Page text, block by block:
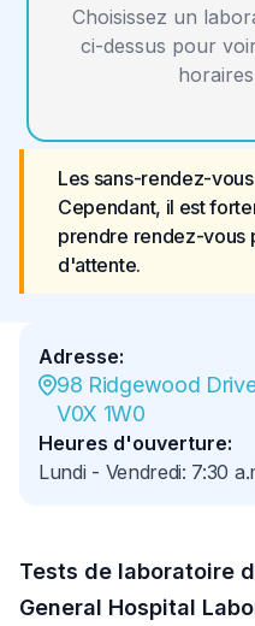
Choisissez un
ci-dessus pour
Les sans-rendez-
Cependant, il est
prendre rendez-vous
d'attente.
Adresse:
98 Ridgewood
V0X 1W0
Heures d'ouverture:
Lundi - Vendredi: 7:30
Tests de laboratoire
General Hospital